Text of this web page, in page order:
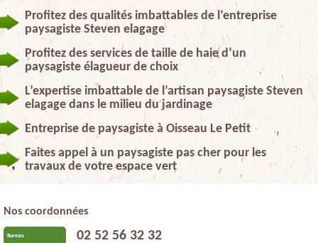
Profitez des qualités imbattables de l’entreprise
paysagiste Steven elagage
Profitez des services de taille de haie d’un
paysagiste élagueur de choix
L’expertise imbattable de l’artisan paysagiste Steven
elagage dans le milieu du jardinage
Entreprise de paysagiste à Oisseau Le Petit
Faites appel à un paysagiste pas cher pour les
travaux de votre espace vert
Nos coordonnées
Bureau 02 52 56 32 32